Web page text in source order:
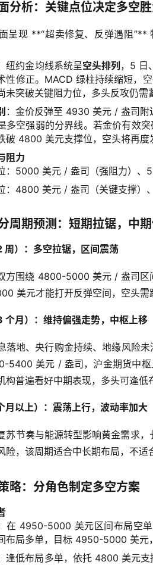
分析：关键点位决定多空
呈现 **“超卖修复、反弹遇阻
纽约金均线系统呈空头排列 ，5 日
性修正。MACD 绿柱持续缩短，
未突破关键阻力位，多头反攻仍需
：金价反弹至 4930 美元 / 盎司
多空强弱的分界线。若金价有效
破 4800 美元支撑位，空头将再
阻力
：5000 美元 / 盎司（强阻力）、
：4800 美元 / 盎司（关键支撑）
周期预测：短期拉锯，中
周）：多空拉锯，区间震荡
方围绕 4800-5000 美元 / 盎司区
美元才能打开反弹空间，空头
个月）：维持偏强走势，中枢上移
落地、央行购金持续、地缘风险
5400 美元 / 盎司，沪金期货中
构普遍看好中期表现，多头可逢低
月以上）：震荡上行，波动率加大
苏节奏与能源转型影响黄金需求，
险，该周期适合中长期布局，不适
略：分角色制定多空方案
在 4950-5000 美元区间布局空
布局多单，目标 4950-5000 美元
逢低布局多单，依托 4800 美元